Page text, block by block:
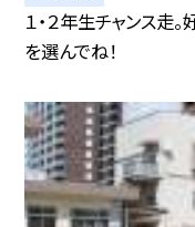
１・２年生チャンス走
を選んでね！